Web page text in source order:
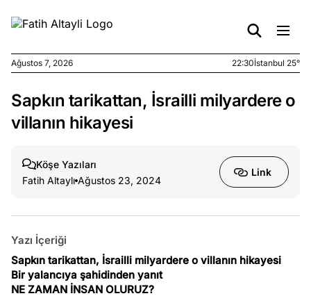
Ağustos
7, 2026
kimler
6, 2026
yasalar
Ağustos 7, 2026 22:30İstanbul 25°
Sapkın tarikattan, İsrailli milyardere o
villanın hikayesi
Köşe Yazıları
Fatih Altaylı Ağustos 23, 2024
Link
Yazı İçeriği
Sapkın tarikattan, İsrailli milyardere o villanın hikayesi
Bir yalancıya şahidinden yanıt
NE ZAMAN İNSAN OLURUZ?